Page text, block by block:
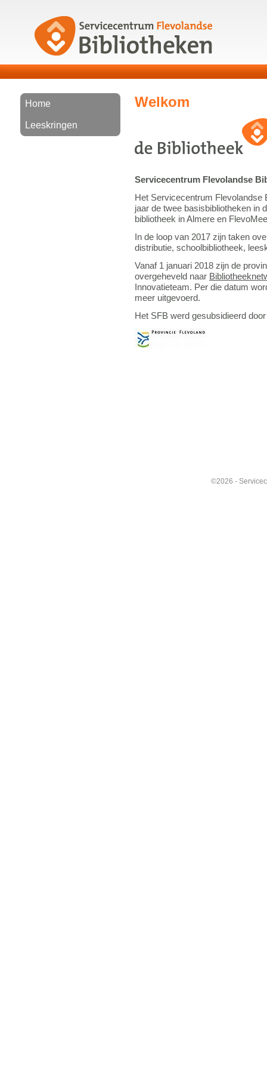
Home
Leeskringen
Welkom
Servicecentrum Flevolandse
Het Servicecentrum Flevolandse
jaar de twee basisbibliotheken in
bibliotheek in Almere en
In de loop van 2017 zijn taken
distributie, schoolbibliotheek,
Vanaf 1 januari 2018 zijn de
overgeheveld naar
Innovatieteam. Per die datum
meer uitgevoerd.
Het SFB werd gesubsidieerd door
©2026 -